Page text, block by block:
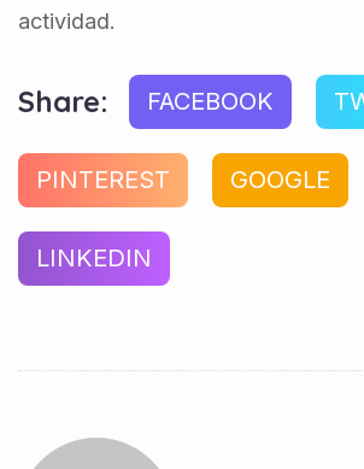
actividad.
Share: FACEBOOK
PINTEREST GOOGLE
LINKEDIN